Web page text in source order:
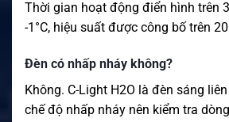
Thời gian hoạt động điển hình trên
-1°C, hiệu suất được công bố trên
Đèn có nhấp nháy không?
Không. C-Light H2O là đèn sáng
chế độ nhấp nháy nên kiểm tra